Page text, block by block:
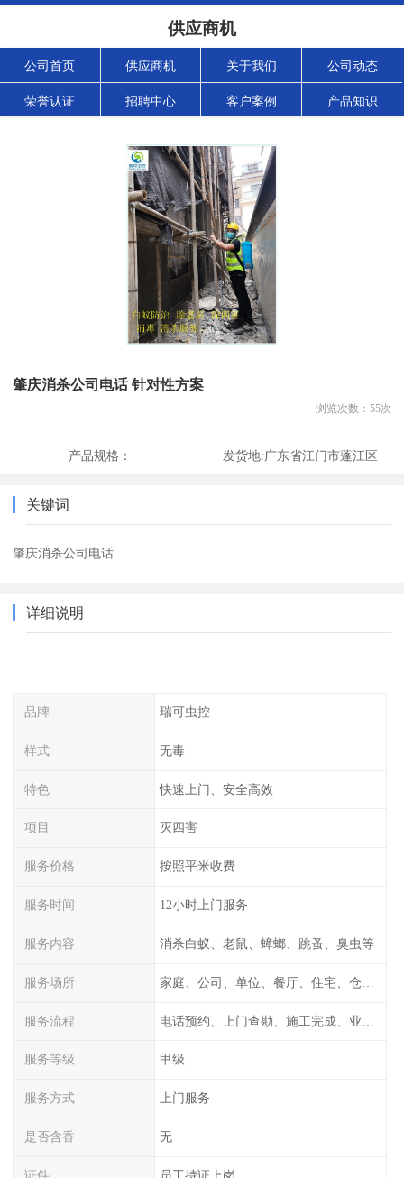
供应商机
公司首页 供应商机 关于我们 公司动态
荣誉认证 招聘中心 客户案例 产品知识
肇庆消杀公司电话 针对性方案
浏览次数： 55次
产品规格： 发货地:广东省江门市蓬江区
关键词
肇庆消杀公司电话
详细说明
品牌 瑞可虫控
样式 无毒
特色 快速上门、安全高效
项目 灭四害
服务价格 按照平米收费
服务时间 12小时上门服务
服务内容 消杀白蚁、老鼠、蟑螂、跳蚤、臭虫等
服务场所
服务流程
服务等级 甲级
服务方式 上门服务
是否含香 无
证件 员工持证上岗